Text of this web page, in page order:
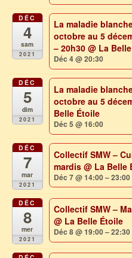
DÉC
4
sam
2021
La maladie
octobre au 5
– 20h30@ La
Déc 4 @ 20:30
DÉC
5
dim
2021
La maladie
octobre au 5
Belle Étoile
Déc 5 @ 16:00
DÉC
7
mar
2021
Collectif SMW –
mardis@ La Belle
Déc 7 @ 14:00 – 23:00
DÉC
8
mer
2021
Collectif SMW –
@ La Belle Étoile
Déc 8 @ 19:00 – 22:30